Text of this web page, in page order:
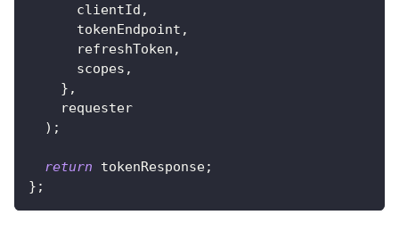
      clientId
,
      tokenEndpoint
,
      refreshToken
,
      scopes
,
} ,
    requester
) ;
return tokenResponse;
} ;